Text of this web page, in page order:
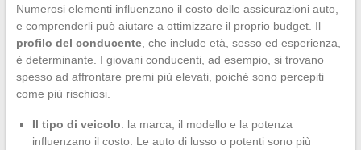
Numerosi elementi influenzano il costo delle assicurazioni auto,
e comprenderli può aiutare a ottimizzare il proprio budget. Il
profilo del conducente, che include età, sesso ed esperienza,
è determinante. I giovani conducenti, ad esempio, si trovano
spesso ad affrontare premi più elevati, poiché sono percepiti
come più rischiosi.
Il tipo di veicolo: la marca, il modello e la potenza
influenzano il costo. Le auto di lusso o potenti sono più